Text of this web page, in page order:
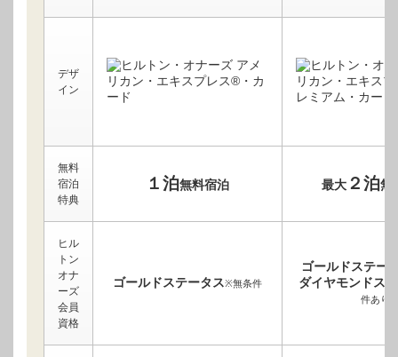
デザ
イン
無料
宿泊
特典
１泊無料宿泊 最大２泊無
ヒル
トン
オナ
ーズ
会員
資格
ゴールドステータス※無条件
ゴールドステー
ダイヤモンドス
件あり